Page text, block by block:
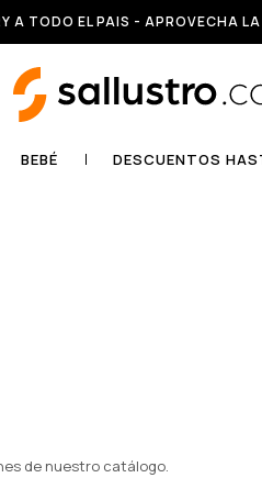
A TODO EL PAIS - APROVECHA
BEBÉ DESCUENTOS
de nuestro catálogo.